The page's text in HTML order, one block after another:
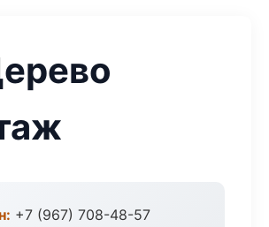
+7 (967) 708-48-57